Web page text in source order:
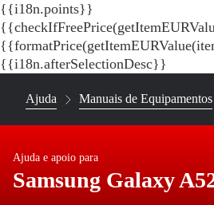
{{i18n.points}}
{{i18n.afterSelectionDesc}}
Ajuda Manuais de Equipamentos
Ajuda e apoio para
Samsung Galaxy